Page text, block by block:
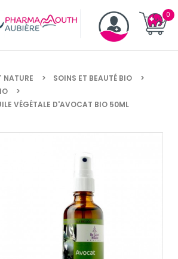
NATURE
SOINS ET BEAUTÉ BIO
VÉGÉTALE D'AVOCAT BIO 50ML